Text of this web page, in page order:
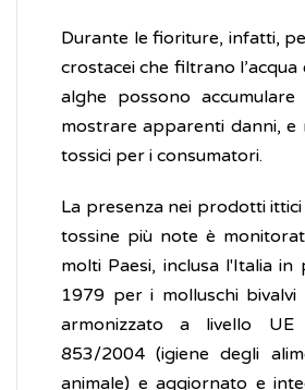
Durante le fioriture, infatti,
crostacei che filtrano
alghe possono accumulare
mostrare apparenti danni, e
tossici per i consumatori.
La presenza nei prodotti
tossine più note è
molti Paesi, inclusa l'Italia in
1979 per i molluschi
armonizzato a livello
853/2004 (igiene degli
animale) e aggiornato e